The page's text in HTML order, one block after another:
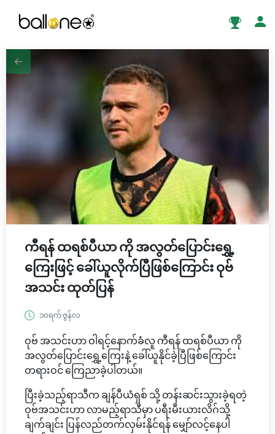
ကီရန် ထရစ်ပီယာ ကို အလွတ်ပြောင်းရွှေ့
ကြေးဖြင့် ခေါ်ယူလိုက်ပြီဖြစ်ကြောင်း ဝုဗ်
အသင်း ထုတ်ပြန်
၁၀ရက် ဇွန်လ
ဝုဗ် အသင်းဟာ ဝါရင့်နောက်ခံလူ ကီရန် ထရစ်ပီယာ ကို
အလွတ်ပြောင်းရွှေ့ကြေးနဲ့ ခေါ်ယူနိုင်ခဲ့ပြီဖြစ်ကြောင်း
တရားဝင် ကြေညာခဲ့ပါတယ်။
ပြီးခဲ့သည့်ရာသီက ချန်ပီယံရှစ် သို့ တန်းဆင်းသွားခဲ့ရတဲ့
ဝုဗ်အသင်းဟာ လာမည့်ရာသီမှာ ပရီးမီးယားလိဂ်သို့
ချက်ချင်း ပြန်လည်တက်လှမ်းနိုင်ရန် မျှော်လင့်နေပါ